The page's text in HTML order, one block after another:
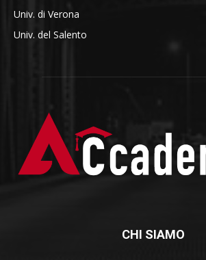
Univ. di Verona
Univ. del Salento
CHI SIAMO